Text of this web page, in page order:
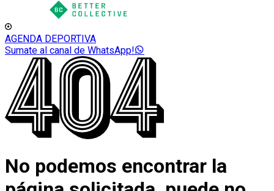
AGENDA DEPORTIVA
Sumate al canal de WhatsApp!
No podemos encontrar la